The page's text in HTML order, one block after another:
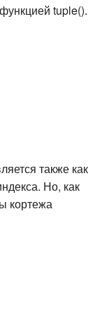
tuple().
также как
Но, как
кортежа